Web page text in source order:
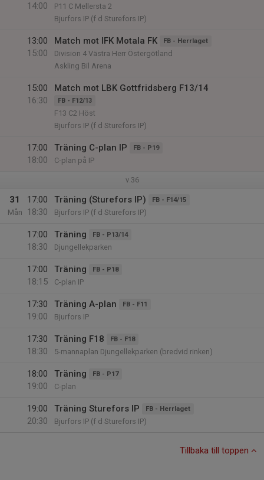
14:00
P11 C Mellersta 2
Bjurfors IP (f d Sturefors IP)
13:00
15:00
Match mot IFK Motala FK FB - Herrlaget
Division 4 Västra Herr Östergötland
Askling Bil Arena
15:00
16:30
Match mot LBK Gottfridsberg F13/14
FB - F12/13
F13 C2 Höst
Bjurfors IP (f d Sturefors IP)
17:00
18:00
Träning C-plan IP FB - P19
C-plan på IP
v.36
31
Mån
17:00
18:30
Träning (Sturefors IP) FB - F14/15
Bjurfors IP (f d Sturefors IP)
17:00
18:30
Träning FB - P13/14
Djungellekparken
17:00
18:15
Träning FB - P18
C-plan IP
17:30
19:00
Träning A-plan FB - F11
Bjurfors IP
17:30
18:30
Träning F18 FB - F18
5-mannaplan Djungellekparken (bredvid rinken)
18:00
19:00
Träning FB - P17
C-plan
19:00
20:30
Träning Sturefors IP FB - Herrlaget
Bjurfors IP (f d Sturefors IP)
Tillbaka till toppen